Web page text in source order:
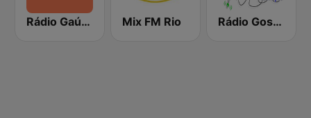
Rádio Gaúcha ZH Mix FM Rio Rádio Gospel Adoração